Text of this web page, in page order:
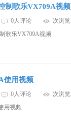
制歌乐VX709A视频
0人评论
次浏览
歌乐VX709A视频
使用视频
0人评论
次浏览
用视频